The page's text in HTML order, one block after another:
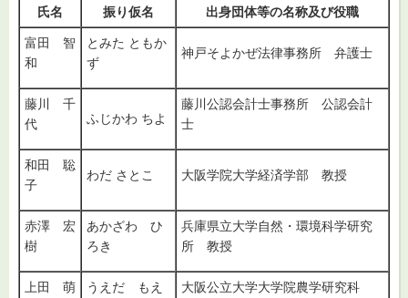
氏名 振り仮名 出身団体等の名称及び役職
富田 智
和
とみた ともか
ず
神戸そよかぜ法律事務所 弁護士
藤川 千
代
ふじかわ ちよ
藤川公認会計士事務所 公認会計
士
和田 聡
子
わだ さとこ 大阪学院大学経済学部 教授
赤澤 宏
樹
あかざわ ひ
ろき
兵庫県立大学自然・環境科学研究
所 教授
上田 萌
うえだ もえ
大阪公立大学大学院農学研究科